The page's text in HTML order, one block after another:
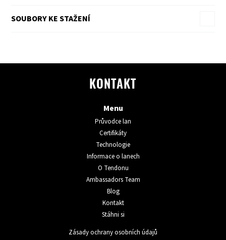
SOUBORY KE STAŽENÍ
KONTAKT
Menu
Průvodce lan
Certifikáty
Technologie
Informace o lanech
O Tendonu
Ambassadors Team
Blog
Kontakt
Stáhni si
Zásady ochrany osobních údajů